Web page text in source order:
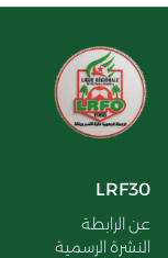
LRF30
عن الرابطة
النشرة الرسمية